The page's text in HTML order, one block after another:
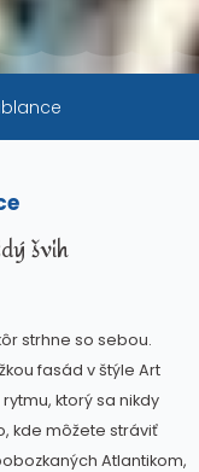
švih
strhne so sebou.
fasád v štýle Art
ktorý sa nikdy
kde môžete stráviť
Atlantikom,